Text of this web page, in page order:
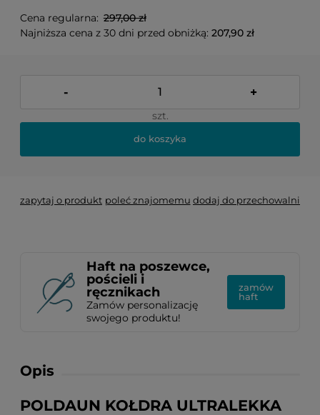
Cena regularna: 297,00 zł
Najniższa cena z 30 dni przed obniżką: 207,90 zł
- +
szt.
do koszyka
zapytaj o produkt poleć znajomemu dodaj do przechowalni
Haft na poszewce,
pościeli i
ręcznikach
Zamów personalizację
swojego produktu!
zamów
haft
Opis
POLDAUN KOŁDRA ULTRALEKKA